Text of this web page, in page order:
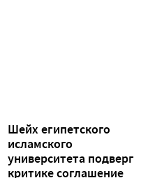
Шейх египетского
исламского
университета подверг
критике соглашение